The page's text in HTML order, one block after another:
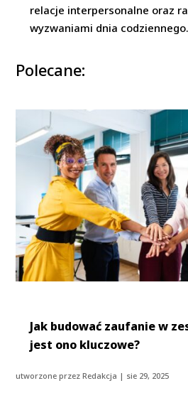
relacje interpersonalne oraz
wyzwaniami dnia codziennego.
Polecane:
Jak budować zaufanie w
jest ono kluczowe?
utworzone przezRedakcja | sie 29, 2025